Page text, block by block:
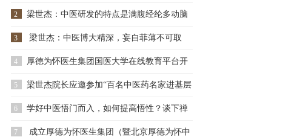
2 梁世杰：中医研发的特点是满腹经纶多动脑
3 梁世杰：中医博大精深，妄自菲薄不可取
4 厚德为怀医生集团国医大学在线教育平台开
通
5 梁世杰院长应邀参加“百名中医药名家进基层
工程”启动
6 学好中医悟门而入，如何提高悟性？谈下禅
修的秘密！
7 成立厚德为怀医生集团（暨北京厚德为怀中